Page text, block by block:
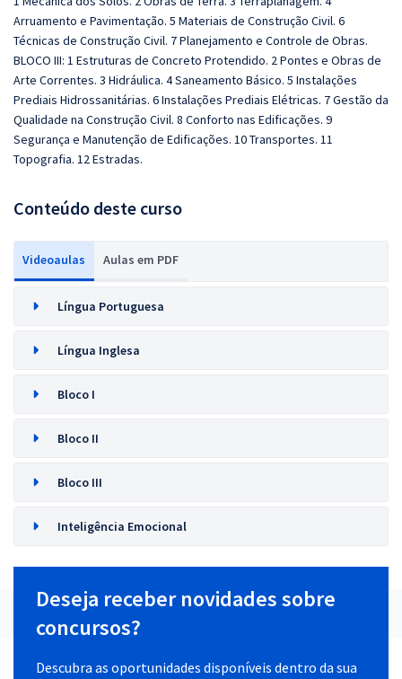
Arruamento e Pavimentação. 5 Materiais de Construção Civil. 6
Técnicas de Construção Civil. 7 Planejamento e Controle de Obras.
BLOCO III: 1 Estruturas de Concreto Protendido. 2 Pontes e Obras de
Arte Correntes. 3 Hidráulica. 4 Saneamento Básico. 5 Instalações
Prediais Hidrossanitárias. 6 Instalações Prediais Elétricas. 7 Gestão da
Qualidade na Construção Civil. 8 Conforto nas Edificações. 9
Segurança e Manutenção de Edificações. 10 Transportes. 11
Topografia. 12 Estradas.
Conteúdo deste curso
Videoaulas Aulas em PDF
Língua Portuguesa
Língua Inglesa
Bloco I
Bloco II
Bloco III
Inteligência Emocional
Deseja receber novidades sobre
concursos?
Descubra as oportunidades disponíveis dentro da sua